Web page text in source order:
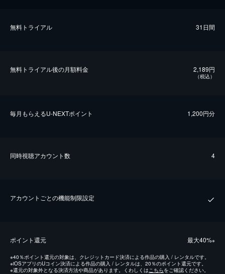
無料トライアル 31日間
無料トライアル後の⽉額料金 2,189円
（税込）
毎⽉もらえるU-NEXTポイント 1,200円分
同時視聴アカウント数 4
アカウントごとの機能制限設定
ポイント還元 最⼤40%※
※40％ポイント還元の対象は、クレジットカード決済による作品の購入 / レンタルです。
※iOSアプリのUコイン決済による作品の購入 / レンタルは、20％のポイント還元です。
※還元の対象外となる決済方法や商品があります。くわしくは こちらをご確認ください。